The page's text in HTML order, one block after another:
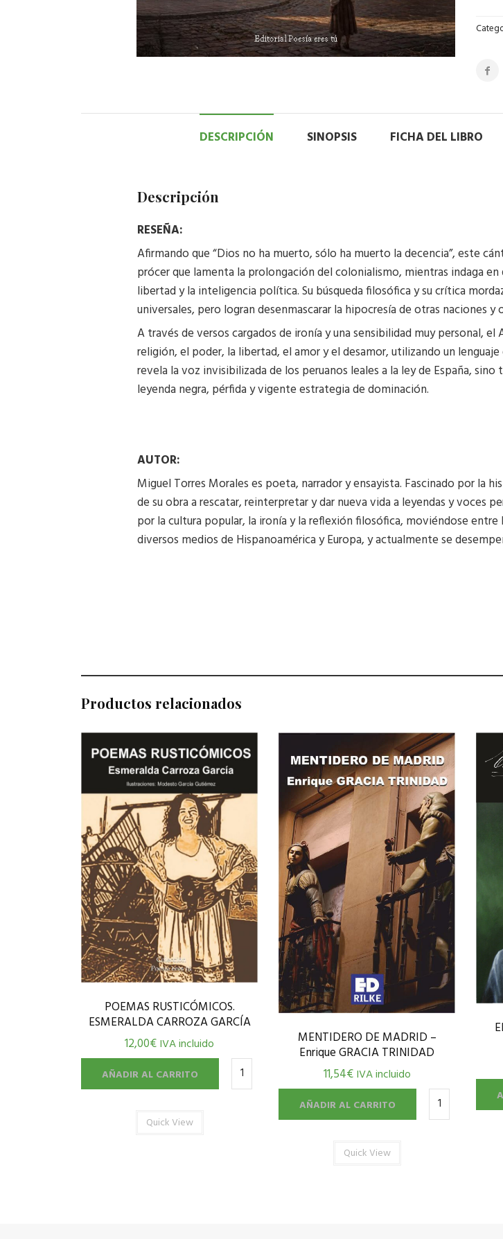
DESCRIPCIÓN SINOPSIS FICHA DEL LIBRO
Descripción
RESEÑA:
Afirmando que “Dios no ha muerto, sólo ha muerto la decencia”, este
prócer que lamenta la prolongación del colonialismo, mientras indaga
libertad y la inteligencia política. Su búsqueda filosófica y su crítica
universales, pero logran desenmascarar la hipocresía de otras naciones
A través de versos cargados de ironía y una sensibilidad muy personal,
religión, el poder, la libertad, el amor y el desamor, utilizando un
revela la voz invisibilizada de los peruanos leales a la ley de España,
leyenda negra, pérfida y vigente estrategia de dominación.
AUTOR:
Miguel Torres Morales es poeta, narrador y ensayista. Fascinado por la
de su obra a rescatar, reinterpretar y dar nueva vida a leyendas y voces
por la cultura popular, la ironía y la reflexión filosófica, moviéndose
diversos medios de Hispanoamérica y Europa, y actualmente se
Productos relacionados
POEMAS RUSTICÓMICOS.
ESMERALDA CARROZA GARCÍA
12,00€IVA incluido
AÑADIR AL CARRITO
Quick View
MENTIDERO DE MADRID –
Enrique GRACIA TRINIDAD
11,54€ IVA incluido
AÑADIR AL CARRITO
Quick View